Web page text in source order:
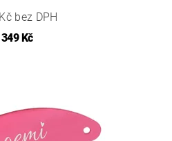
bez DPH
349 Kč